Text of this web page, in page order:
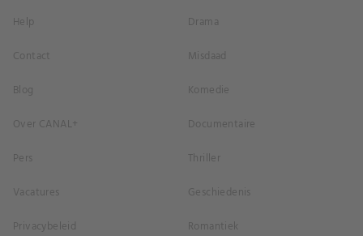
Help
Contact
Blog
Over CANAL+
Pers
Vacatures
Privacybeleid
Drama
Misdaad
Komedie
Documentaire
Thriller
Geschiedenis
Romantiek